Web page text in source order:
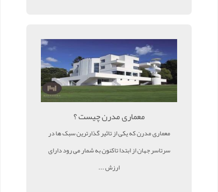
معماری مدرن چیست ؟
معماری مدرن که یکی از تاثیر گذارترین سبک ها در
سرتاسر جهان از ابتدا تاکنون به شمار می رود دارای
ارزش ...